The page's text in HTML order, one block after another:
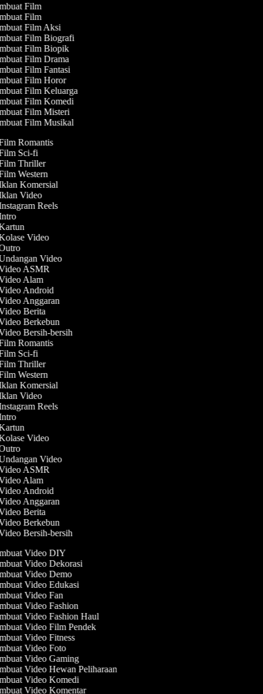
Film
Film
Film Aksi
Film Biografi
Film Biopik
Film Drama
Film Fantasi
Film Horor
Film Keluarga
Film Komedi
Film Misteri
Film Musikal
Film Romantis
Film Sci-fi
Film Thriller
Western
Iklan Komersial
Iklan Video
Reels
Kolase Video
Undangan Video
Video ASMR
Video Alam
Video Android
Video Anggaran
Berita
Video Berkebun
Video Bersih-bersih
Film Romantis
Film Sci-fi
Film Thriller
Western
Iklan Komersial
Iklan Video
Reels
Kolase Video
Undangan Video
Video ASMR
Video Alam
Video Android
Video Anggaran
Berita
Video Berkebun
Video Bersih-bersih
Video DIY
Video Dekorasi
Video Demo
Video Edukasi
Video Fan
Video Fashion
Video Fashion Haul
Video Film Pendek
Video Fitness
Video Foto
Video Gaming
Video Hewan Peliharaan
Video Komedi
Video Komentar